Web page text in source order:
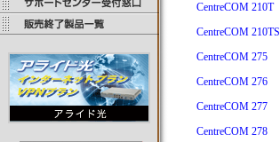
CentreCOM 210T
CentreCOM 210TS
CentreCOM 275
CentreCOM 276
CentreCOM 277
CentreCOM 278